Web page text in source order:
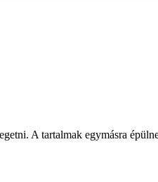
A tartalmak egymásra